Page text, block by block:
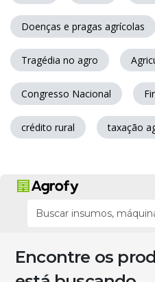
Doenças e pragas agrícolas
Tragédia no agro
Congresso Nacional
crédito rural taxação
Encontre os